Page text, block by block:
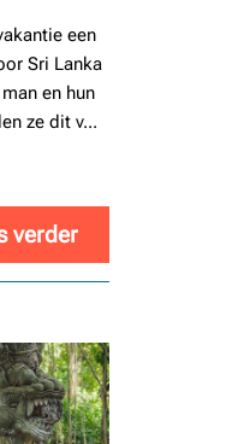
een
Sri Lanka
en hun
ze dit v...
verder